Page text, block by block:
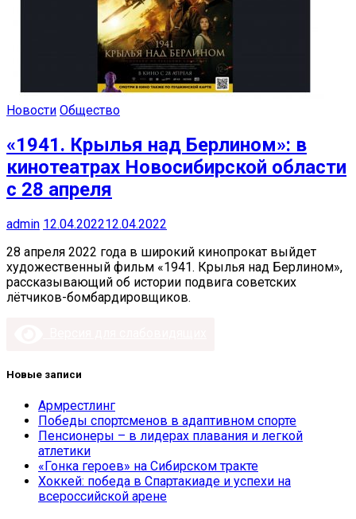
Новости Общество
«1941. Крылья над Берлином»: в
кинотеатрах Новосибирской области
с 28 апреля
admin 12.04.202212.04.2022
28 апреля 2022 года в широкий кинопрокат выйдет
художественный фильм «1941. Крылья над Берлином»,
рассказывающий об истории подвига советских
лётчиков-бомбардировщиков.
Новые записи
Армрестлинг
Победы спортсменов в адаптивном спорте
Пенсионеры – в лидерах плавания и легкой
атлетики
«Гонка героев» на Сибирском тракте
Хоккей: победа в Спартакиаде и успехи на
всероссийской арене